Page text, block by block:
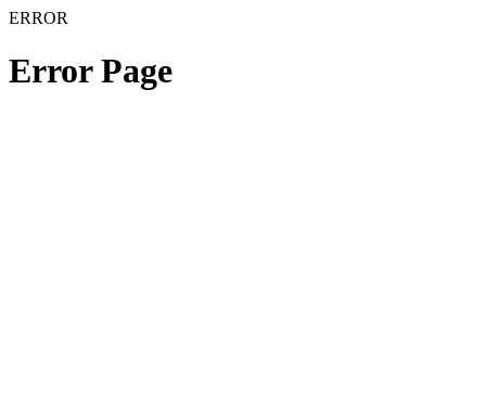
ERROR
Error Page